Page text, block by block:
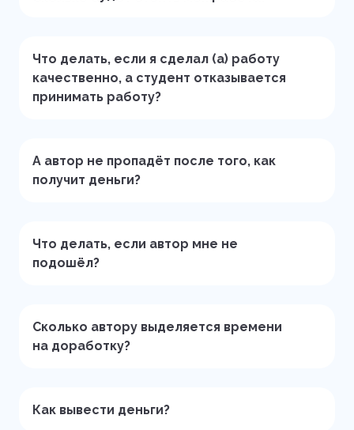
Что делать, если я сделал (а) работу
качественно, а студент отказывается
принимать работу?
А автор не пропадёт после того, как
получит деньги?
Что делать, если автор мне не
подошёл?
Сколько автору выделяется времени
на доработку?
Как вывести деньги?